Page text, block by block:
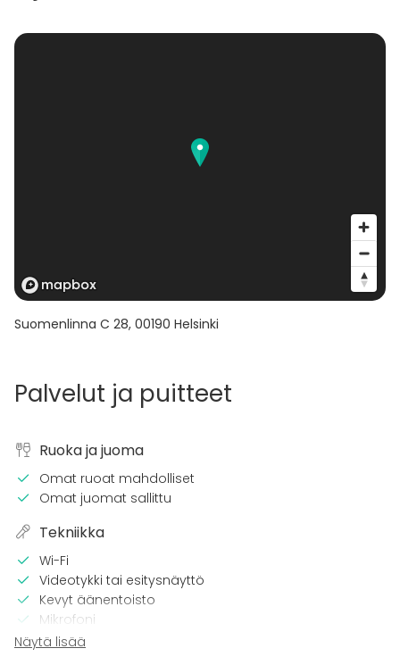
kuukautta ennen tilaisuutta, palautetaan maksetusta
varausmaksusta 50%. Alle kuusi kuukautta ennen
tilaisuutta tapahtuvissa peruutuksissa varausmaksua
loppumaksu, maksettu etukäteen ja asiakas peruu
varauksen vähintään kuukautta ennen tilaisuutta,
palauteta.
Suomenlinna C 28, 00190 Helsinki
Palvelut ja puitteet
Ruoka ja juoma
Omat ruoat mahdolliset
Omat juomat sallittu
Tekniikka
Wi-Fi
Videotykki tai esitysnäyttö
Kevyt äänentoisto
Mikrofoni
Tilaan kuuluu
Näytä lisää